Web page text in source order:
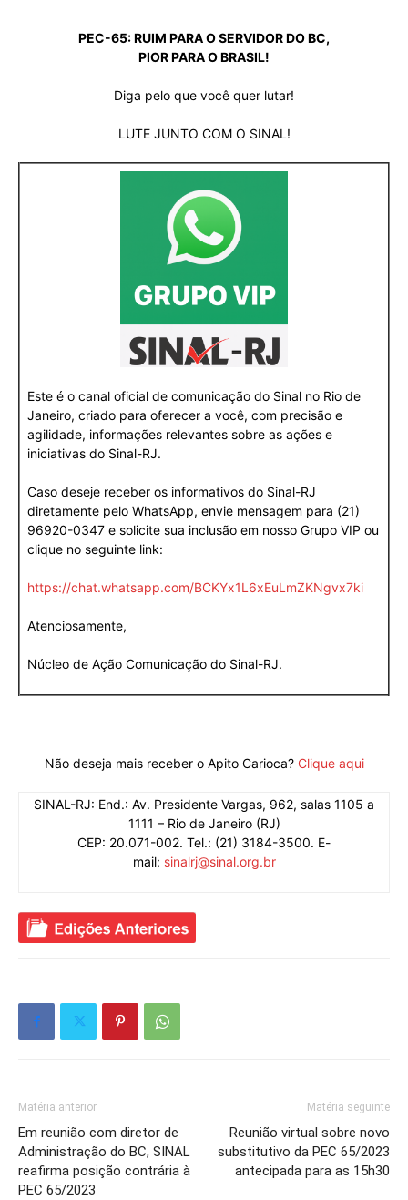
PEC-65: RUIM PARA O SERVIDOR DO BC,
PIOR PARA O BRASIL!
Diga pelo que você quer lutar!
LUTE JUNTO COM O SINAL!
Este é o canal oficial de comunicação do Sinal no Rio de
Janeiro, criado para oferecer a você, com precisão e
agilidade, informações relevantes sobre as ações e
iniciativas do Sinal-RJ.
Caso deseje receber os informativos do Sinal-RJ
diretamente pelo WhatsApp, envie mensagem para (21)
96920-0347 e solicite sua inclusão em nosso Grupo VIP ou
clique no seguinte link:
https://chat.whatsapp.com/BCKYx1L6xEuLmZKNgvx7ki
Atenciosamente,
Núcleo de Ação Comunicação do Sinal-RJ.
Não deseja mais receber o Apito Carioca? Clique aqui
SINAL-RJ: End.: Av. Presidente Vargas, 962, salas 1105 a
1111 – Rio de Janeiro (RJ)
CEP: 20.071-002. Tel.: (21) 3184-3500. E-
mail: sinalrj@sinal.org.br
Matéria anterior
Em reunião com diretor de
Administração do BC, SINAL
reafirma posição contrária à
PEC 65/2023
Matéria seguinte
Reunião virtual sobre novo
substitutivo da PEC 65/2023
antecipada para as 15h30